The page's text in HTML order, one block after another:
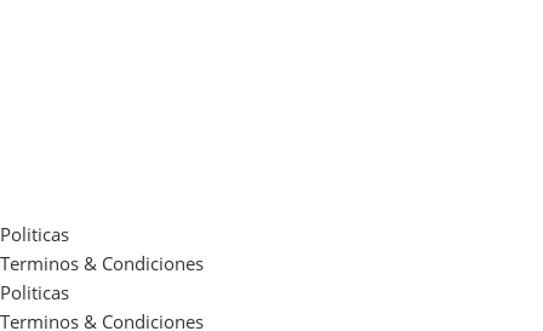
Politicas
Terminos & Condiciones
Politicas
Terminos & Condiciones